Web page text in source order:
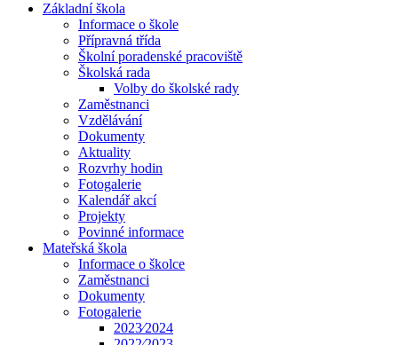
Základní škola
Informace o škole
Přípravná třída
Školní poradenské pracoviště
Školská rada
Volby do školské rady
Zaměstnanci
Vzdělávání
Dokumenty
Aktuality
Rozvrhy hodin
Fotogalerie
Kalendář akcí
Projekty
Povinné informace
Mateřská škola
Informace o školce
Zaměstnanci
Dokumenty
Fotogalerie
2023⁄2024